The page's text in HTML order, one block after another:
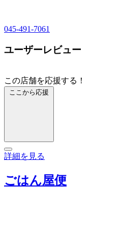
045-491-7061
ユーザーレビュー
この店舗を応援する！
ここから応援
詳細を見る
ごはん屋便